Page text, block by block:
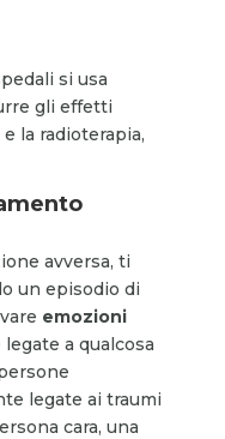
si usa
gli effetti
la radioterapia,
avversa, ti
un episodio di
emozioni
legate a qualcosa
legate ai traumi
cara, una